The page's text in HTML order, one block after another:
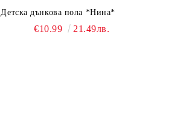
Детска дънкова пола *Нина*
€10.99 21.49лв.